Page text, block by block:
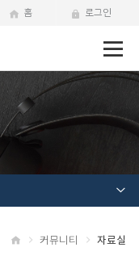
메
뉴
홈 로그인
커뮤니티 자료실